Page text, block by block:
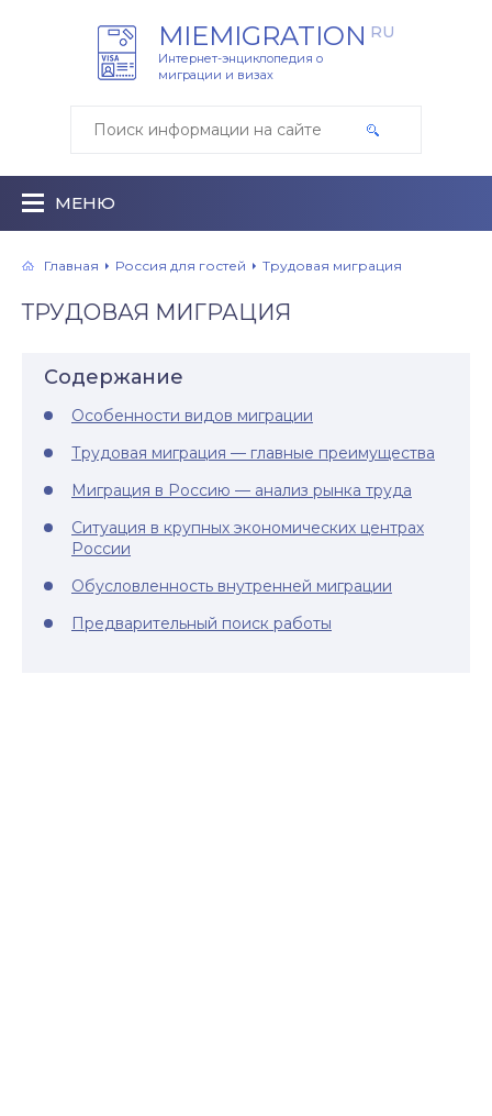
MIEMIGRATION RU
Интернет-энциклопедия о
миграции и визах
МЕНЮ
Главная Россия для гостей Трудовая миграция
ТРУДОВАЯ МИГРАЦИЯ
Содержание
Особенности видов миграции
Трудовая миграция — главные преимущества
Миграция в Россию — анализ рынка труда
Ситуация в крупных экономических центрах
России
Обусловленность внутренней миграции
Предварительный поиск работы